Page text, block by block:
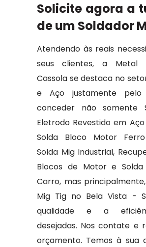
Solicite agora a
de um Soldador
Atendendo às reais
seus clientes, a Metal
Cassola se destaca no
e Aço justamente
conceder não somente
Eletrodo Revestido em
Solda Bloco Motor Ferro
Solda Mig Industrial,
Blocos de Motor e
Carro, mas
Mig Tig no Bela Vista -
qualidade e a
desejadas. Nos contate e
orçamento. Temos à sua